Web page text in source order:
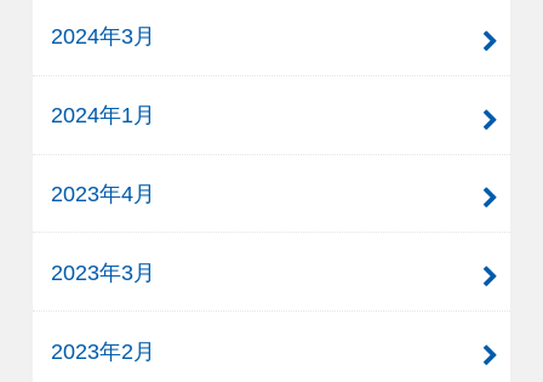
2024年3月
2024年1月
2023年4月
2023年3月
2023年2月